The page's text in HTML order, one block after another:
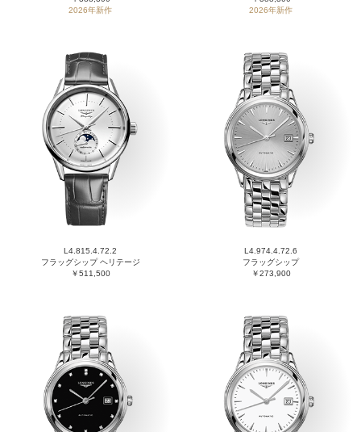
2026年新作
2026年新作
L4.815.4.72.2
フラッグシップ ヘリテージ
￥511,500
L4.974.4.72.6
フラッグシップ
￥273,900